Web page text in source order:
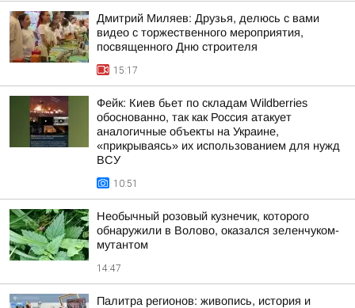
Дмитрий Миляев: Друзья, делюсь с вами
видео с торжественного мероприятия,
посвященного Дню строителя
15:17
Фейк: Киев бьет по складам Wildberries
обоснованно, так как Россия атакует
аналогичные объекты на Украине,
«прикрываясь» их использованием для нужд
ВСУ
10:51
Необычный розовый кузнечик, которого
обнаружили в Волово, оказался зеленчуком-
мутантом
14:47
Палитра регионов: живопись, история и